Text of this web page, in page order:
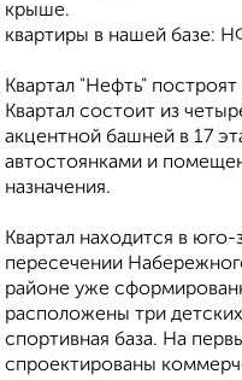
крыше.
квартиры в нашей базе:
Квартал "Нефть"
Квартал состоит из
акцентной башней в 17
автостоянками и
назначения.
Квартал находится в юго-
пересечении
районе уже
расположены три
спортивная база. На
спроектированы